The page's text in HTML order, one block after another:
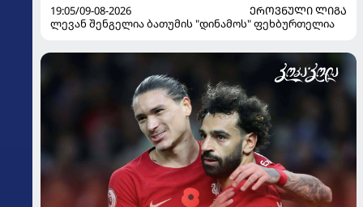
19:05/09-08-2026
ᲔᲠᲝᲕᲜᲣᲚᲘ ᲚᲘᲒᲐ
ლევან შენგელია ბათუმის "დინამოს" ფეხბურთელია